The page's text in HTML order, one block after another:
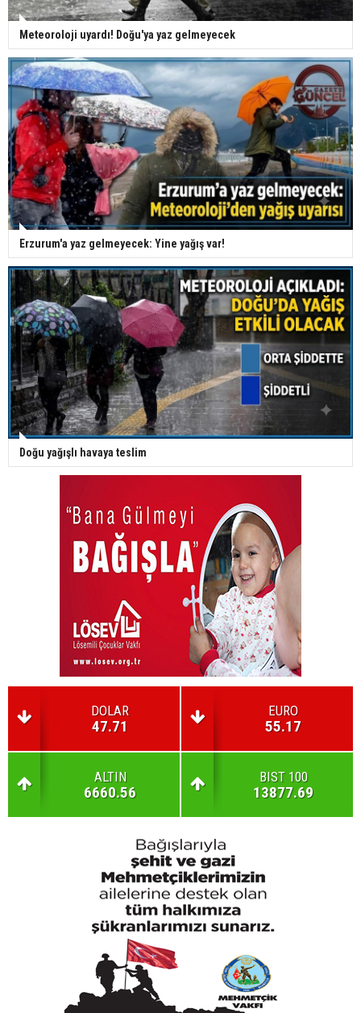
Meteoroloji uyardı! Doğu'ya yaz gelmeyecek
Erzurum'a yaz gelmeyecek: Yine yağış var!
Doğu yağışlı havaya teslim
DOLAR
47.71
EURO
55.17
ALTIN
6660.56
BIST 100
13877.69